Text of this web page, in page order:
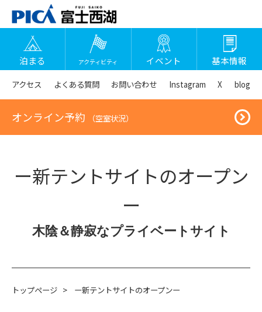
泊まる アクティビティ イベント 基本情報
アクセス よくある質問 お問い合わせ Instagram X blog
オンライン予約 （空室状況）
ー新テントサイトのオープン
ー
木陰＆静寂なプライベートサイト
トップページ > ー新テントサイトのオープンー